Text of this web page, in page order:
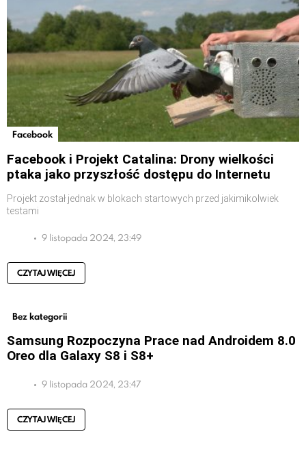
Facebook
Facebook i Projekt Catalina: Drony wielkości
ptaka jako przyszłość dostępu do Internetu
Projekt został jednak w blokach startowych przed jakimikolwiek
testami
9 listopada 2024, 23:49
CZYTAJ WIĘCEJ
Bez kategorii
Samsung Rozpoczyna Prace nad Androidem 8.0
Oreo dla Galaxy S8 i S8+
9 listopada 2024, 23:47
CZYTAJ WIĘCEJ